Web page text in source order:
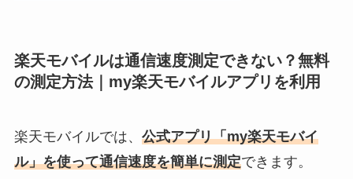
楽天モバイルは通信速度測定できない？無料
の測定方法｜my楽天モバイルアプリを利用
楽天モバイルでは、 公式アプリ「my楽天モバイ
ル」を使って通信速度を簡単に測定できます。